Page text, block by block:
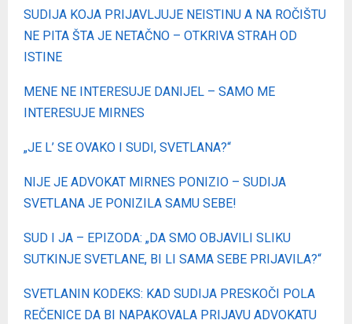
SUDIJA KOJA PRIJAVLJUJE NEISTINU A NA ROČIŠTU
NE PITA ŠTA JE NETAČNO – OTKRIVA STRAH OD
ISTINE
MENE NE INTERESUJE DANIJEL – SAMO ME
INTERESUJE MIRNES
„JE L’ SE OVAKO I SUDI, SVETLANA?“
NIJE JE ADVOKAT MIRNES PONIZIO – SUDIJA
SVETLANA JE PONIZILA SAMU SEBE!
SUD I JA – EPIZODA: „DA SMO OBJAVILI SLIKU
SUTKINJE SVETLANE, BI LI SAMA SEBE PRIJAVILA?“
SVETLANIN KODEKS: KAD SUDIJA PRESKOČI POLA
REČENICE DA BI NAPAKOVALA PRIJAVU ADVOKATU